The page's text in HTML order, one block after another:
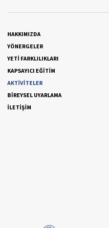
HAKKIMIZDA
YÖNERGELER
YETİ FARKLILIKLARI
KAPSAYICI EĞİTİM
AKTİVİTELER
BİREYSEL UYARLAMA
İLETİŞİM